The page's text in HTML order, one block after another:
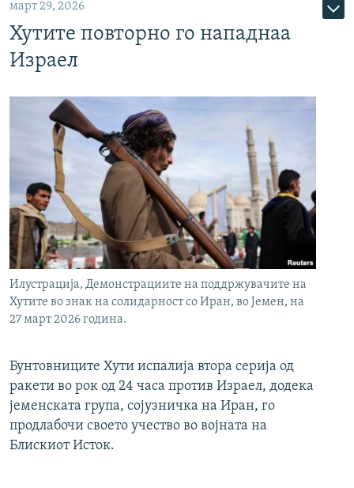
март 29, 2026
Хутите повторно го нападнаа
Израел
Илустрација, Демонстрациите на поддржувачите на
Хутите во знак на солидарност со Иран, во Јемен, на
27 март 2026 година.
Бунтовниците Хути испалија втора серија од
ракети во рок од 24 часа против Израел, додека
јеменската група, сојузничка на Иран, го
продлабочи своето учество во војната на
Блискиот Исток.